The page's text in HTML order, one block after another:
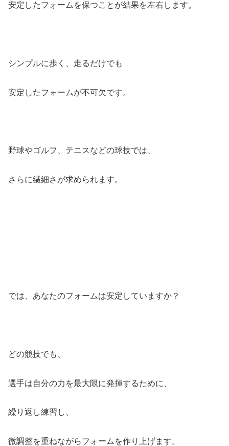
安定したフォームを保つことが結果を左右します。
シンプルに歩く、走るだけでも
安定したフォームが不可欠です。
野球やゴルフ、テニスなどの球技では、
さらに繊細さが求められます。
では、あなたのフォームは安定していますか？
どの競技でも、
選手は自分の力を最大限に発揮するために、
繰り返し練習し、
微調整を重ねながらフォームを作り上げます。